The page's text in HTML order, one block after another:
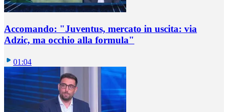
Accomando: "Juventus, mercato in uscita: via
Adzic, ma occhio alla formula"
01:04